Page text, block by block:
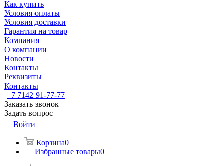
Как купить
Условия оплаты
Условия доставки
Гарантия на товар
Компания
О компании
Новости
Контакты
Реквизиты
Контакты
+7 7142 91-77-77
Заказать звонок
Задать вопрос
Войти
Корзина0
Избранные товары0